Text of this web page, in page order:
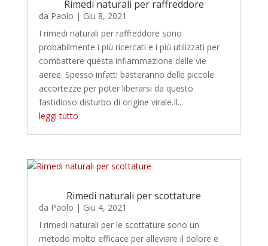
Rimedi naturali per raffreddore
da Paolo | Giu 8, 2021
I rimedi naturali per raffreddore sono
probabilmente i più ricercati e i più utilizzati per
combattere questa infiammazione delle vie
aeree. Spesso infatti basteranno delle piccole
accortezze per poter liberarsi da questo
fastidioso disturbo di origine virale.Il...
leggi tutto
Rimedi naturali per scottature
da Paolo | Giu 4, 2021
I rimedi naturali per le scottature sono un
metodo molto efficace per alleviare il dolore e